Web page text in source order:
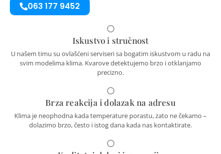
063 177 9452
Iskustvo i stručnost
U našem timu su ovlašćeni serviseri sa bogatim iskustvom u radu na
svim modelima klima. Kvarove detektujemo brzo i otklanjamo
precizno.
Brza reakcija i dolazak na adresu
Klima je neophodna kada temperature porastu, zato ne čekamo –
dolazimo brzo, često i istog dana kada nas kontaktirate.